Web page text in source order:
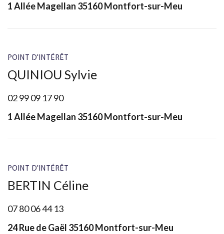
1 Allée Magellan 35160 Montfort-sur-Meu
POINT D'INTÉRÊT
QUINIOU Sylvie
02 99 09 17 90
1 Allée Magellan 35160 Montfort-sur-Meu
POINT D'INTÉRÊT
BERTIN Céline
07 80 06 44 13
24 Rue de Gaël 35160 Montfort-sur-Meu